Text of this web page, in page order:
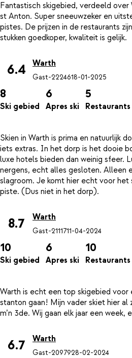
Fantastisch skigebied, verdeeld over
st Anton. Super sneeuwzeker en
pistes. De prijzen in de restaurants
6.4 Warth
Gast-2224618-01-2025
8
Ski gebied
6
Apres ski
5
Restaurants
Skien in Warth is prima en natuurlijk
iets extras. In het dorp is het dooie
luxe hotels bieden dan weinig sfeer.
nergens, echt alles gesloten. Alleen
slagroom. Je komt hier echt voor het
8.7 Warth
Gast-2111711-04-2024
10
Ski gebied
6
Apres ski
10
Restaurants
Warth is echt een top skigebied voor
stanton gaan! Mijn vader skiet hier al
6.7 Warth
Gast-2097928-02-2024